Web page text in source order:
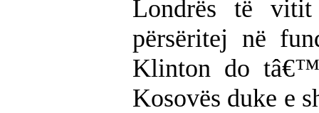
Londrës të
përsëritej në
Klinton do
Kosovës duke e